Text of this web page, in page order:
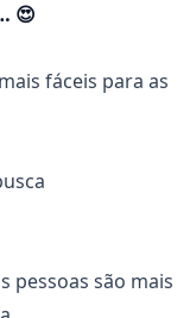
😍
fáceis para as
pessoas são mais